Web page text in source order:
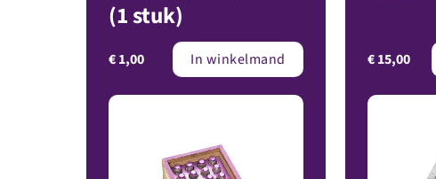
(1 stuk)
€1,00 In winkelmand €15,00